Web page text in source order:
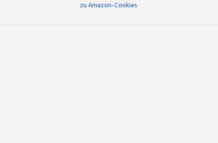
zu Amazon-Cookies.